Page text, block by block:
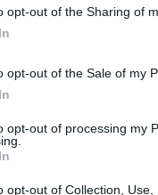
opt-out of the Sharing of
opt-out of the Sale of my
opt-out of processing my
opt-out of Collection,
de la capacidad
para quienes
la idea de
en emisores y
para 2026, serían la
por su naturaleza